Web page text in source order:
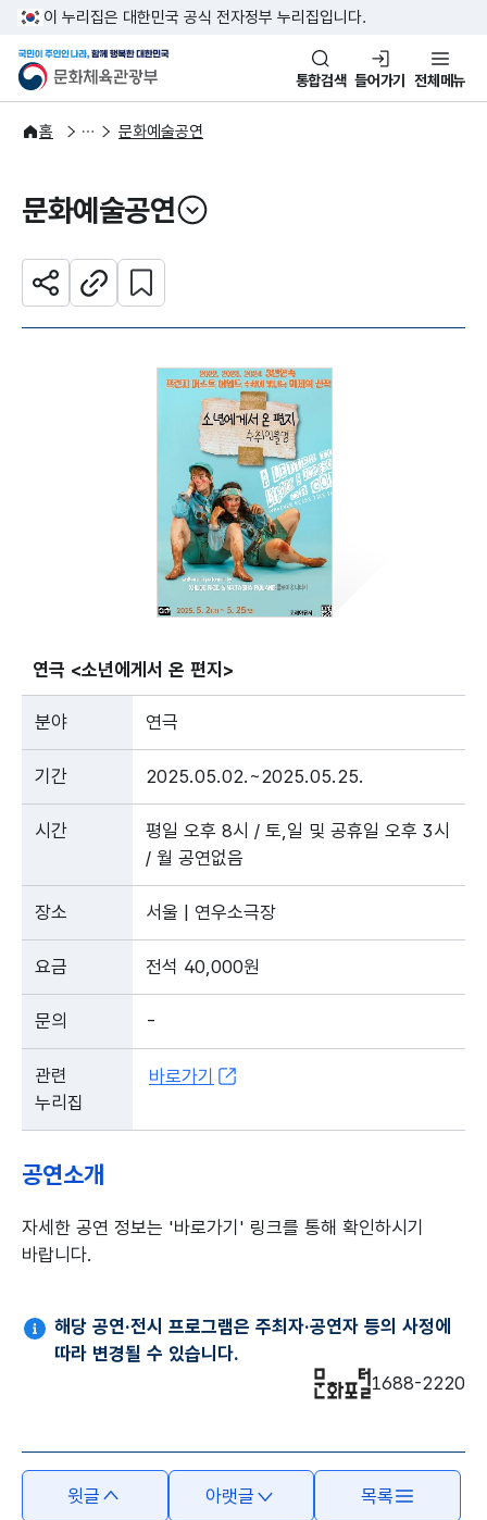
본문 바로가기
주메뉴 바로가기
이 누리집은 대한민국 공식 전자정부 누리집입니다.
문화체육관광부
국민이 주인인 나라, 함께 행복
통합검색 들어가기 전체메뉴
홈
문화광장 문화예술공연
문화예술공연
열기
공유하기주소복사
관심 콘텐츠 설정하기
연극 <소년에게서 온 편지>
분야 연극
기간 2025.05.02.~2025.05.25.
시간
평일 오후 8시 / 토,일 및 공휴일 오후 3시
/ 월 공연없음
장소 서울 | 연우소극장
요금 전석 40,000원
문의 -
관련
누리집
바로가기
공연소개
자세한 공연 정보는 '바로가기' 링크를 통해 확인하시기
바랍니다.
해당 공연·전시 프로그램은 주최자·공연자 등의 사정에
따라 변경될 수 있습니다.
1688-2220
윗글 아랫글 목록